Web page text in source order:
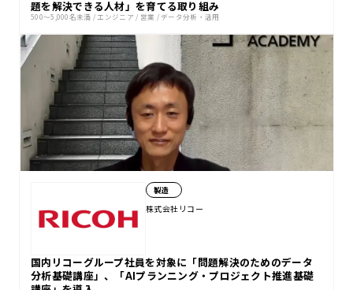
題を解決できる人材」を育てる取り組み
500〜5,000名未満 / エンジニア / 営業 / データ分析・活用
製造
株式会社リコー
国内リコーグループ社員を対象に「問題解決のためのデータ
分析基礎講座」、「AIプランニング・プロジェクト推進基礎